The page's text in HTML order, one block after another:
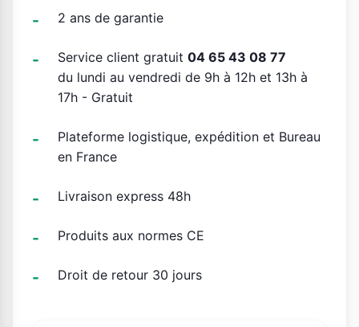
2 ans de garantie
Service client gratuit 04 65 43 08 77
du lundi au vendredi de 9h à 12h et 13h à
17h - Gratuit
Plateforme logistique, expédition et Bureau
en France
Livraison express 48h
Produits aux normes CE
Droit de retour 30 jours